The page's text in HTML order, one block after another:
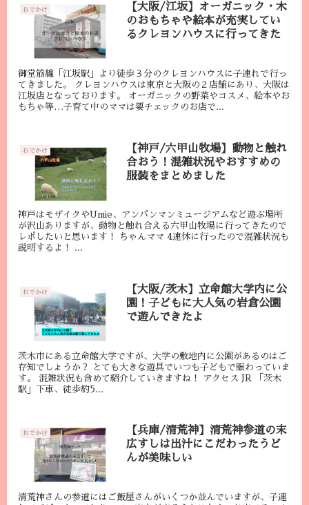
おでかけ
【大阪/江坂】オーガニック・木
のおもちゃや絵本が充実してい
るクレヨンハウスに行ってきた
御堂筋線「江坂駅」より徒歩３分のクレヨンハウスに子連れで行っ
てきました。 クレヨンハウスは東京と大阪の２店舗にあり、大阪は
江坂店となっております。 オーガニックの野菜やコスメ、絵本やお
もちゃ等…子育て中のママは要チェックのお店で...
おでかけ
【神戸/六甲山牧場】動物と触れ
合おう！混雑状況やおすすめの
服装をまとめました
神戸はモザイクやUmie、アンパンマンミュージアムなど遊ぶ場所
が沢山ありますが、動物と触れ合える六甲山牧場に行ってきたので
レポしたいと思います！ ちゃんママ 4連休に行ったので混雑状況も
説明するよ！ ...
おでかけ
【大阪/茨木】立命館大学内に公
園！子どもに大人気の岩倉公園
で遊んできたよ
茨木市にある立命館大学ですが、大学の敷地内に公園があるのはご
存知でしょうか？ とても大きな遊具でいつも子どもで賑わっていま
す。 混雑状況も含めて紹介していきますね！ アクセス JR 「茨木
駅」下車、徒歩約5...
おでかけ
【兵庫/清荒神】清荒神参道の末
広すしは出汁にこだわったうど
んが美味しい
清荒神さんの参道にはご飯屋さんがいくつか並んでいますが、子連